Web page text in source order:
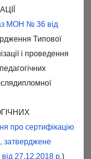
МОН № 36 від
Типової
і проведення
про сертифікацію
затверджене
27.12.2018 р.)